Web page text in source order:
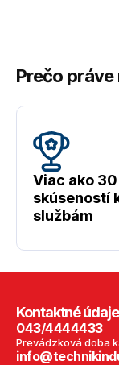
Prečo práve
Viac ako
skúseností
službám
Kontaktné
043/4444433
Prevádzková doba